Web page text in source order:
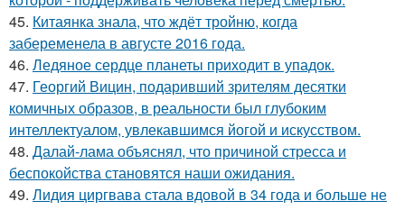
45. Китаянка знала, что ждёт тройню, когда
забеременела в августе 2016 года.
46. Ледяное сердце планеты приходит в упадок.
47. Георгий Вицин, подаривший зрителям десятки
комичных образов, в реальности был глубоким
интеллектуалом, увлекавшимся йогой и искусством.
48. Далай-лама объяснял, что причиной стресса и
беспокойства становятся наши ожидания.
49. Лидия циргвава стала вдовой в 34 года и больше не